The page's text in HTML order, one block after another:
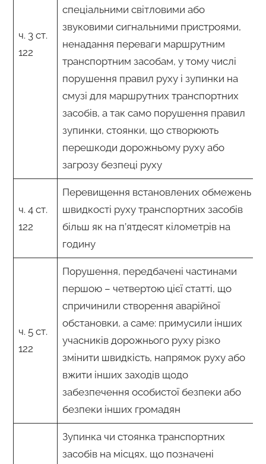
ч. 3 ст.
122
спеціальними світловими або
звуковими сигнальними пристроями,
ненадання переваги маршрутним
транспортним засобам, у тому числі
порушення правил руху і зупинки на
смузі для маршрутних транспортних
засобів, а так само порушення правил
зупинки, стоянки, що створюють
перешкоди дорожньому руху або
загрозу безпеці руху
ч. 4 ст.
122
Перевищення встановлених обмежень
швидкості руху транспортних засобів
більш як на п’ятдесят кілометрів на
годину
ч. 5 ст.
122
Порушення, передбачені частинами
першою – четвертою цієї статті, що
спричинили створення аварійної
обстановки, а саме: примусили інших
учасників дорожнього руху різко
змінити швидкість, напрямок руху або
вжити інших заходів щодо
забезпечення особистої безпеки або
безпеки інших громадян
Зупинка чи стоянка транспортних
засобів на місцях, що позначені